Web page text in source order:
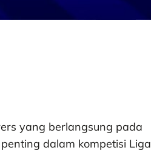
yang berlangsung pada
dalam kompetisi Liga